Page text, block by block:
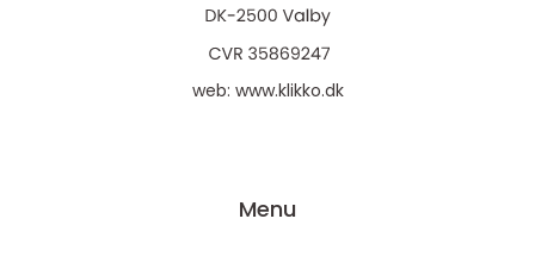
web: www.klikko.dk
Menu